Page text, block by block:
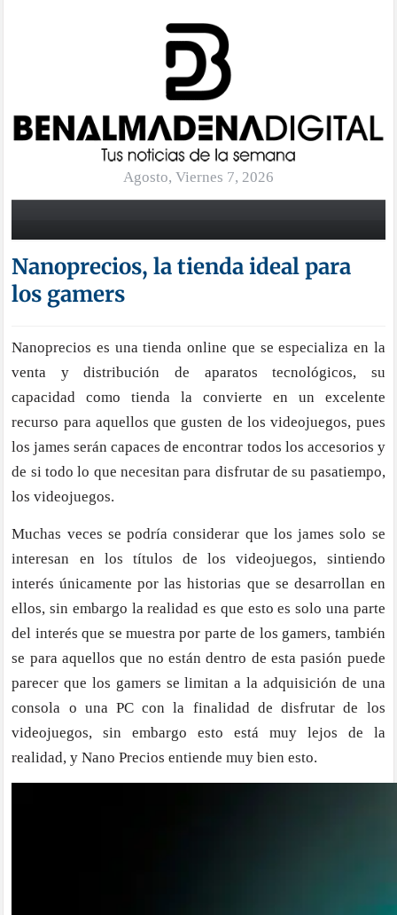
Agosto, Viernes 7, 2026
Nanoprecios, la tienda ideal para
los gamers
Nanoprecios es una tienda online que se especializa en la
venta y distribución de aparatos tecnológicos, su
capacidad como tienda la convierte en un excelente
recurso para aquellos que gusten de los videojuegos, pues
los james serán capaces de encontrar todos los accesorios y
de si todo lo que necesitan para disfrutar de su pasatiempo,
los videojuegos.
Muchas veces se podría considerar que los james solo se
interesan en los títulos de los videojuegos, sintiendo
interés únicamente por las historias que se desarrollan en
ellos, sin embargo la realidad es que esto es solo una parte
del interés que se muestra por parte de los gamers, también
se para aquellos que no están dentro de esta pasión puede
parecer que los gamers se limitan a la adquisición de una
consola o una PC con la finalidad de disfrutar de los
videojuegos, sin embargo esto está muy lejos de la
realidad, y Nano Precios entiende muy bien esto.